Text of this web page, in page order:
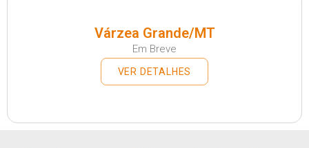
Várzea Grande/MT
Em Breve
VER DETALHES